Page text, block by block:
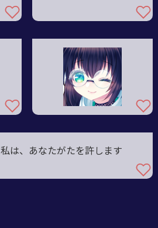
私は、あなたがたを許します